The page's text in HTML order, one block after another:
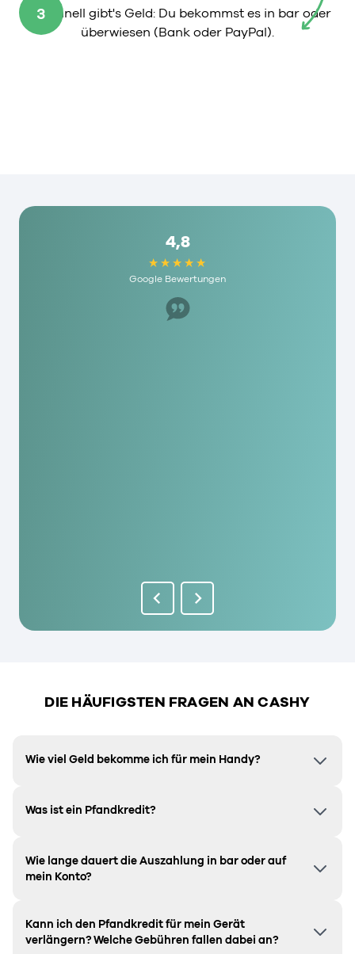
3
So schnell gibt's Geld: Du bekommst es in bar oder
überwiesen (Bank oder PayPal).
4,8
Google Bewertungen
DIE HÄUFIGSTEN FRAGEN AN CASHY
Wie viel Geld bekomme ich für mein Handy?
Was ist ein Pfandkredit?
Wie lange dauert die Auszahlung in bar oder auf
mein Konto?
Kann ich den Pfandkredit für mein Gerät
verlängern? Welche Gebühren fallen dabei an?